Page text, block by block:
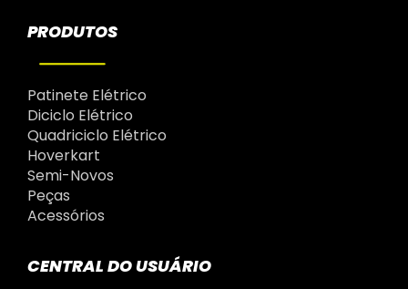
PRODUTOS
Patinete Elétrico
Diciclo Elétrico
Quadriciclo Elétrico
Hoverkart
Semi-Novos
Peças
Acessórios
CENTRAL DO USUÁRIO